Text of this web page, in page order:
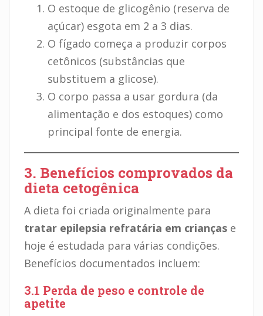
O estoque de glicogênio (reserva de
açúcar) esgota em 2 a 3 dias.
O fígado começa a produzir corpos
cetônicos (substâncias que
substituem a glicose).
O corpo passa a usar gordura (da
alimentação e dos estoques) como
principal fonte de energia.
3. Benefícios comprovados da
dieta cetogênica
A dieta foi criada originalmente para
tratar epilepsia refratária em crianças e
hoje é estudada para várias condições.
Benefícios documentados incluem:
3.1 Perda de peso e controle de
apetite